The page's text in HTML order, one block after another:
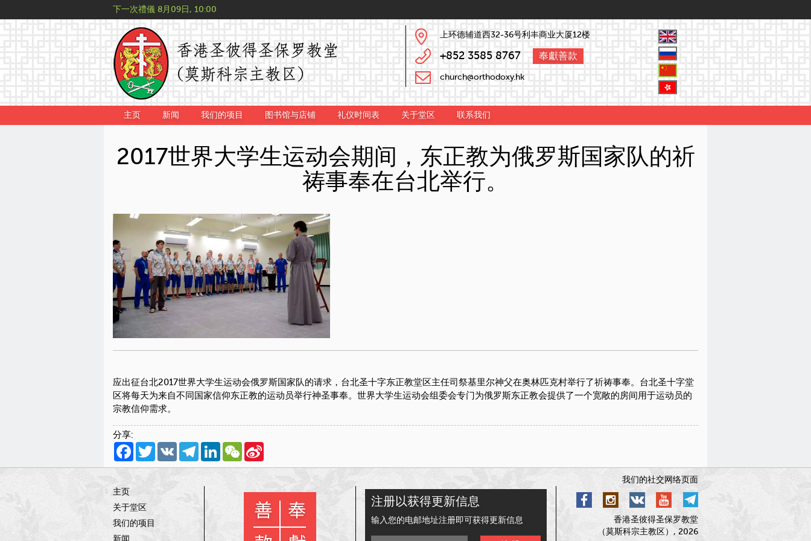
下一次禮儀 8月09日, 10:00
上环德辅道西32-36号利丰商业大厦12楼
+852 3585 8767 奉獻善款
church@orthodoxy.hk
主页 新闻 我们的项目 图书馆与店铺 礼仪时间表 关于堂区 联系我们
2017世界大学生运动会期间，东正教为俄罗斯国家队的祈
祷事奉在台北举行。
应出征台北2017世界大学生运动会俄罗斯国家队的请求，台北圣十字东正教堂区主任司祭基里尔神父在奥林匹克村举行了祈祷事奉。台北圣十字堂
区将每天为来自不同国家信仰东正教的运动员举行神圣事奉。世界大学生运动会组委会专门为俄罗斯东正教会提供了一个宽敞的房间用于运动员的
宗教信仰需求。
分享:
Facebook
TwitterVK TelegramLinkedInWeChat
主页
关于堂区
我们的项目
新闻
注册以获得更新信息
输入您的电邮地址注册即可获得更新信息
我们的社交网络页面
香港圣彼得圣保罗教堂
（莫斯科宗主教区）, 2026